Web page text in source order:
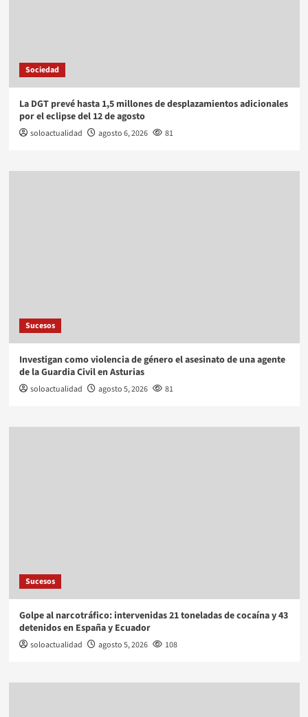
Sociedad
La DGT prevé hasta 1,5 millones de desplazamientos adicionales
por el eclipse del 12 de agosto
soloactualidad agosto 6, 2026 81
Sucesos
Investigan como violencia de género el asesinato de una agente
de la Guardia Civil en Asturias
soloactualidad agosto 5, 2026 81
Sucesos
Golpe al narcotráfico: intervenidas 21 toneladas de cocaína y 43
detenidos en España y Ecuador
soloactualidad agosto 5, 2026 108